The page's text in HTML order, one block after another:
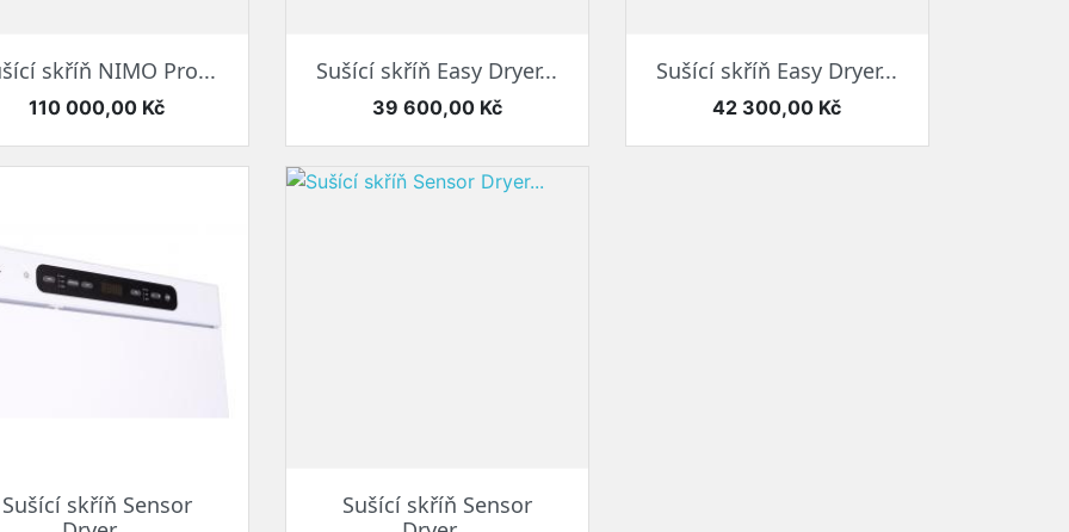
 Rychlý náhled
skříň NIMO Pro...
Cena
110 000,00 Kč
Rychlý náhled
Sušící skříň Easy Dryer...
Cena
39 600,00 Kč
Rychlý náhled
Sušící skříň Easy Dryer...
Cena
42 300,00 Kč
 Rychlý náhled
Sušící skříň Sensor
 Rychlý náhled
Sušící skříň Sensor